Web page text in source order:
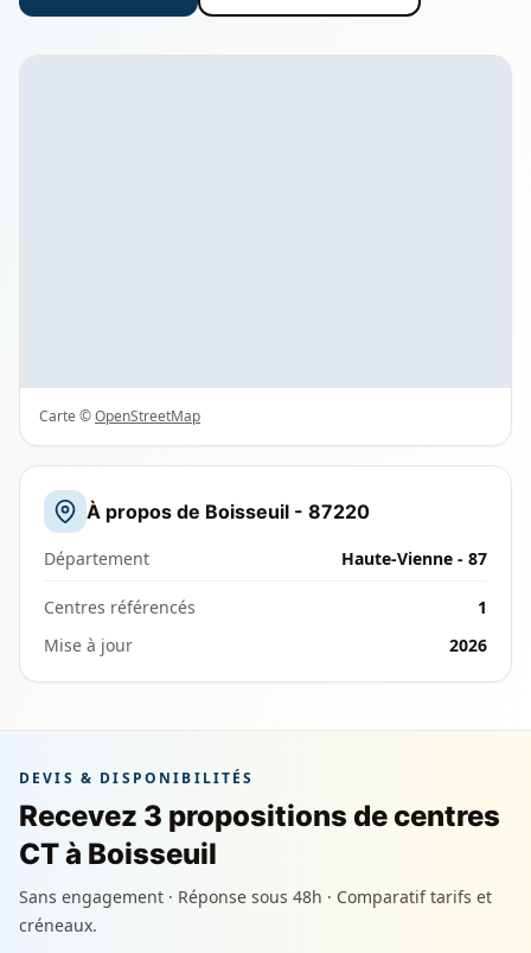
Carte ©OpenStreetMap
À propos de Boisseuil - 87220
Département Haute-Vienne - 87
Centres référencés
1
Mise à jour
2026
DEVIS & DISPONIBILITÉS
Recevez 3 propositions de centres
CT à Boisseuil
Sans engagement · Réponse sous 48h · Comparatif tarifs et
créneaux.